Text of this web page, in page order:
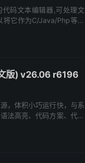
码文本编辑器,可处理文
它作为C/Java/Php等语
版) v26.06 r6196
，体积小巧运行快，与系
法高亮、代码方案、代码